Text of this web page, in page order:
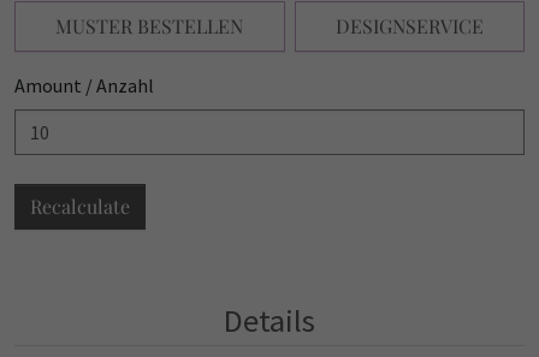
MUSTER BESTELLEN DESIGNSERVICE
Amount / Anzahl
Recalculate
Details